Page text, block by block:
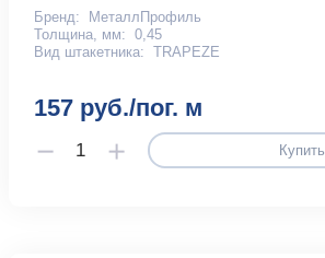
Бренд:
МеталлПрофиль
Толщина, мм: 0,45
Вид штакетника: TRAPEZE
157 руб./пог. м
Купить